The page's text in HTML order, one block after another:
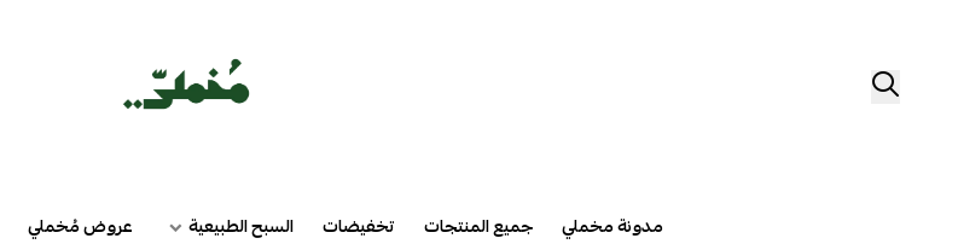
مدونة مخملي جميع المنتجات تخفيضات السبح الطبيعية عروض مُخملي